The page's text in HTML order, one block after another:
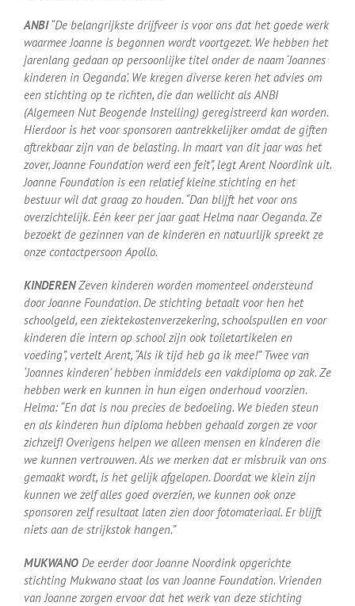
ANBI“De belangrijkste drijfveer is voor ons dat het goede werk
waarmee Joanne is begonnen wordt voortgezet. We hebben het
jarenlang gedaan op persoonlijke titel onder de naam ‘Joannes
kinderen in Oeganda’. We kregen diverse keren het advies om
een stichting op te richten, die dan wellicht als ANBI
(Algemeen Nut Beogende Instelling) geregistreerd kan worden.
Hierdoor is het voor sponsoren aantrekkelijker omdat de giften
aftrekbaar zijn van de belasting. In maart van dit jaar was het
zover, Joanne Foundation werd een feit”, legt Arent Noordink uit.
Joanne Foundation is een relatief kleine stichting en het
bestuur wil dat graag zo houden. “Dan blijft het voor ons
overzichtelijk. Eén keer per jaar gaat Helma naar Oeganda. Ze
bezoekt de gezinnen van de kinderen en natuurlijk spreekt ze
onze contactpersoon Apollo.
KINDERENZeven kinderen worden momenteel ondersteund
door Joanne Foundation. De stichting betaalt voor hen het
schoolgeld, een ziektekostenverzekering, schoolspullen en voor
kinderen die intern op school zijn ook toiletartikelen en
voeding”, vertelt Arent, “Als ik tijd heb ga ik mee!” Twee van
‘Joannes kinderen’ hebben inmiddels een vakdiploma op zak. Ze
hebben werk en kunnen in hun eigen onderhoud voorzien.
Helma: “En dat is nou precies de bedoeling. We bieden steun
en als kinderen hun diploma hebben gehaald zorgen ze voor
zichzelf! Overigens helpen we alleen mensen en kinderen die
we kunnen vertrouwen. Als we merken dat er misbruik van ons
gemaakt wordt, is het gelijk afgelopen. Doordat we klein zijn
kunnen we zelf alles goed overzien, we kunnen ook onze
sponsoren zelf resultaat laten zien door fotomateriaal. Er blijft
niets aan de strijkstok hangen.”
MUKWANO De eerder door Joanne Noordink opgerichte
stichting Mukwano staat los van Joanne Foundation. Vrienden
van Joanne zorgen ervoor dat het werk van deze stichting